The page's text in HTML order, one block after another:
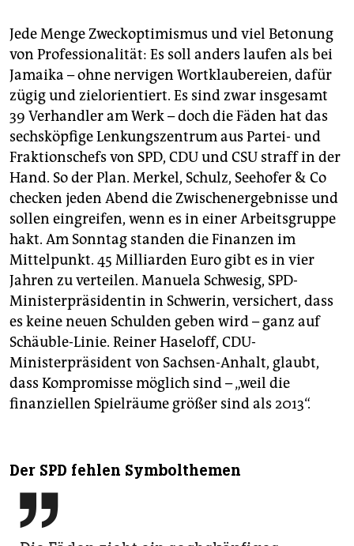
Jede Menge Zweckoptimismus und viel Betonung
von Professionalität: Es soll anders laufen als bei
Jamaika – ohne nervigen Wortklaubereien, dafür
zügig und zielorientiert. Es sind zwar insgesamt
39 Verhandler am Werk – doch die Fäden hat das
sechsköpfige Lenkungszentrum aus Partei- und
Fraktionschefs von SPD, CDU und CSU straff in der
Hand. So der Plan. Merkel, Schulz, Seehofer & Co
checken jeden Abend die Zwischenergebnisse und
sollen eingreifen, wenn es in einer Arbeitsgruppe
hakt. Am Sonntag standen die Finanzen im
Mittelpunkt. 45 Milliarden Euro gibt es in vier
Jahren zu verteilen. Manuela Schwesig, SPD-
Ministerpräsidentin in Schwerin, versichert, dass
es keine neuen Schulden geben wird – ganz auf
Schäuble-Linie. Reiner Haseloff, CDU-
Ministerpräsident von Sachsen-Anhalt, glaubt,
dass Kompromisse möglich sind – „weil die
finanziellen Spielräume größer sind als 2013“.
Der SPD fehlen Symbolthemen
